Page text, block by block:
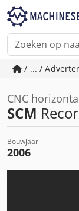
/ ... /
CNC
SCM
Bouwjaar
2006